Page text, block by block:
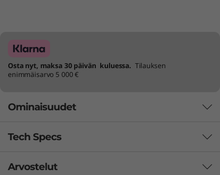
Osta nyt, maksa 30 päivän kuluessa. Tilauksen
enimmäisarvo 5 000 €
Ominaisuudet
Tech Specs
suorituskyky
Arvostelut